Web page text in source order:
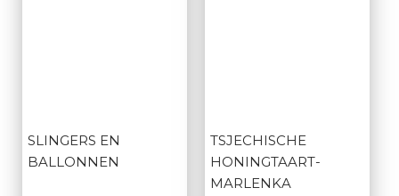
SLINGERS EN
BALLONNEN
TSJECHISCHE
HONINGTAART-
MARLENKA